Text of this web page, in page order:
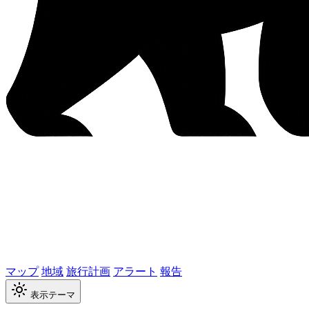
マップ地域旅行計画 アラート 報告
表示テーマ